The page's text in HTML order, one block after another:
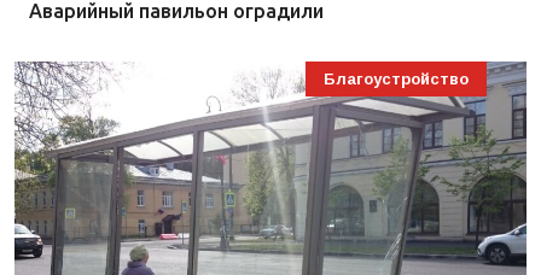
Аварийный павильон оградили
Благоустройство